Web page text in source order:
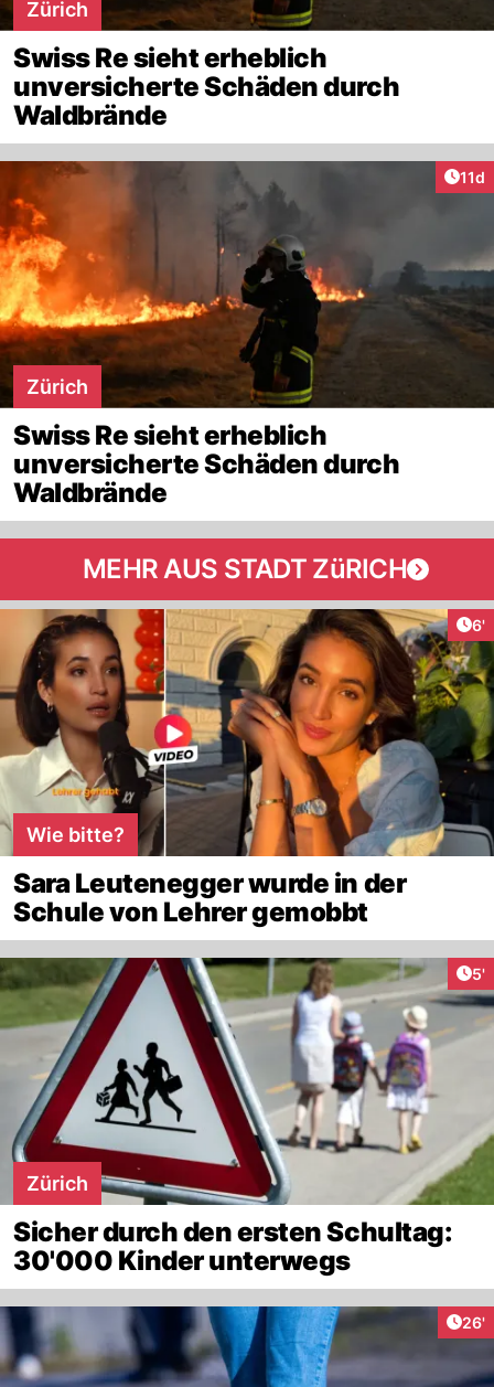
Zürich
Swiss Re sieht erheblich
unversicherte Schäden durch
Waldbrände
11d
Zürich
Swiss Re sieht erheblich
unversicherte Schäden durch
Waldbrände
MEHR AUS STADT ZüRICH
6'
Wie bitte?
Sara Leutenegger wurde in der
Schule von Lehrer gemobbt
5'
Zürich
Sicher durch den ersten Schultag:
30'000 Kinder unterwegs
26'